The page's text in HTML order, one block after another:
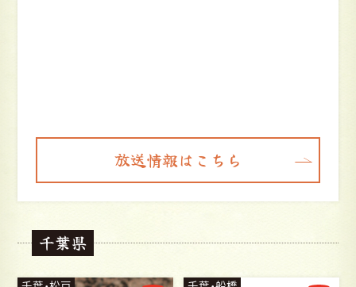
放送情報はこちら
千葉県